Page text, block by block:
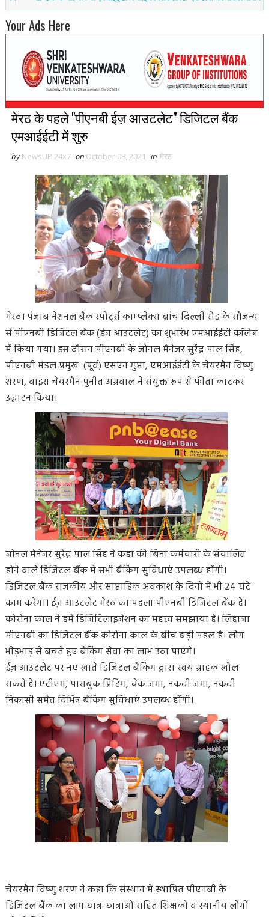
Your Ads Here
मेरठ के पहले "पीएनबी ईज़ आउटलेट" डिजिटल बैंक
एमआईईटी में शुरु
by NewsUP 24x7 on October 08, 2021 in मेरठ
मेरठ। पंजाब नेशनल बैंक स्पोर्ट्स काम्प्लेक्स ब्रांच दिल्ली रोड के सौजन्य
से पीएनबी डिजिटल बैंक (ईज़ आउटलेट) का शुभारंभ एमआईईटी कॉलेज
में किया गया। इस दौरान पीएनबी के जोनल मैनेजर सुरेंद्र पाल सिंह,
पीएनबी मंडल प्रमुख (पूर्व) एसएन गुप्ता, एमआईईटी के चेयरमैन विष्णु
शरण, वाइस चेयरमैन पुनीत अग्रवाल ने संयुक्त रूप से फीता काटकर
उद्घाटन किया।
जोनल मैनेजर सुरेंद्र पाल सिंह ने कहा की बिना कर्मचारी के संचालित
होने वाले डिजिटल बैंक में सभी बैंकिंग सुविधाएं उपलब्ध होंगी।
डिजिटल बैंक राजकीय और साप्ताहिक अवकाश के दिनों में भी 24 घंटे
काम करेगा। ईज़ आउटलेट मेरठ का पहला पीएनबी डिजिटल बैंक है।
कोरोना काल ने हमें डिजिटिलाइजेशन का महत्व समझाया है। लिहाजा
पीएनबी का डिजिटल बैंक कोरोना काल के बीच बड़ी पहल है। लोग
भीड़भाड़ से बचते हुए बैंकिंग सेवा का लाभ उठा पाएंगे।
ईज़ आउटलेट पर नए खाते डिजिटल बैंकिंग द्वारा स्वयं ग्राहक खोल
सकते है। एटीएम, पासबुक प्रिंटिंग, चेक जमा, नकदी जमा, नकदी
निकासी समेत विभिन्न बैंकिंग सुविधाएं उपलब्ध होंगी।
चेयरमैन विष्णु शरण ने कहा कि संस्थान में स्थापित पीएनबी के
डिजिटल बैंक का लाभ छात्र-छात्राओं सहित शिक्षकों व स्थानीय लोगों